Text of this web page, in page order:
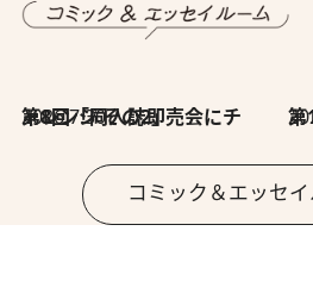
2026.7.30
第8回「同人誌即売会にチャレンジ その2」
コミック＆エッセ